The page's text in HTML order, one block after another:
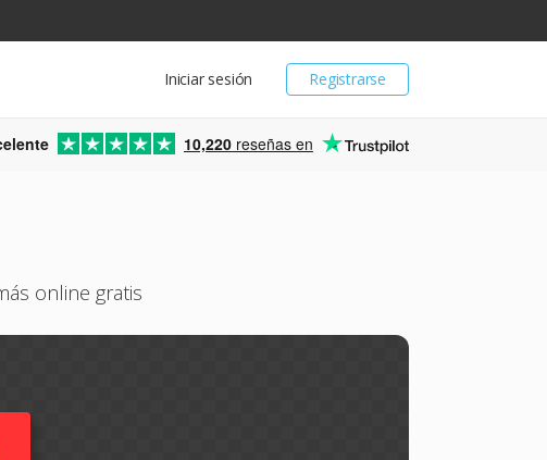
Registrarse
Iniciar sesión
10,220 reseñas en
online gratis